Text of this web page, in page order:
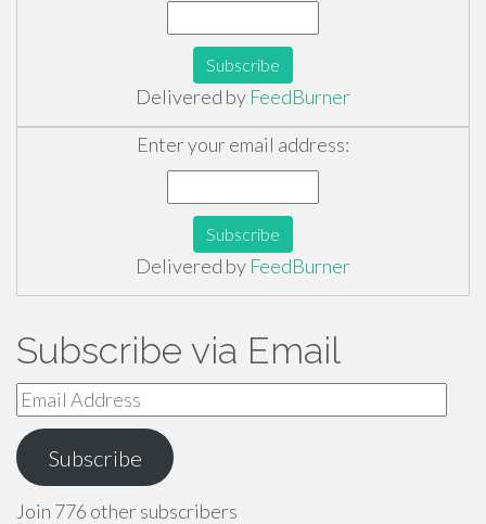
Delivered by FeedBurner
Enter your email address:
Delivered by FeedBurner
Subscribe via Email
Email
Address
Subscribe
Join 776 other subscribers